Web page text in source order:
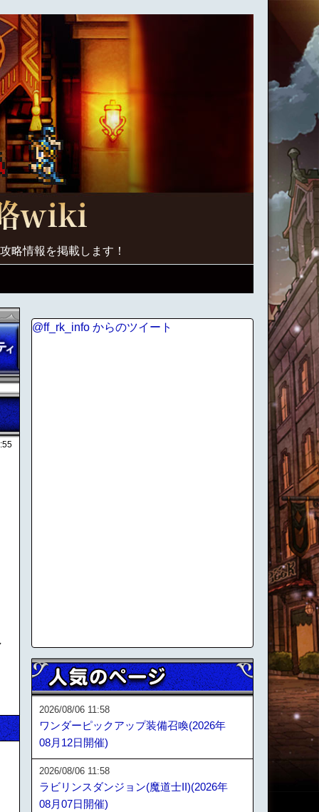
略情報を掲載します！
@ff_rk_info からのツイート
2026/08/06 11:58
ワンダーピックアップ装備召喚(2026年
08月12日開催)
2026/08/06 11:58
ラビリンスダンジョン(魔道士II)(2026年
08月07日開催)